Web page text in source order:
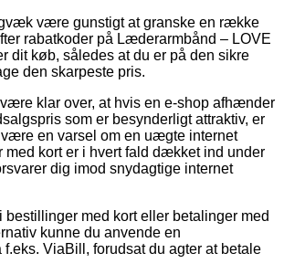
være gunstigt at granske en række
rabatkoder på Læderarmbånd – LOVE
dit køb, således at du er på den sikre
den skarpeste pris.
klar over, at hvis en e-shop afhænder
som er besynderligt attraktiv, er
en varsel om en uægte internet
med kort er i hvert fald dækket ind under
dig imod snydagtige internet
bestillinger med kort eller betalinger med
kunne du anvende en
f.eks. ViaBill, forudsat du agter at betale